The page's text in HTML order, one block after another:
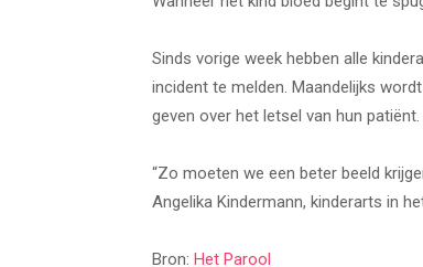
Sinds vorige week hebben alle
incident te melden. Maandelijks
geven over het letsel van hun patiënt.
“Zo moeten we een beter beeld
Angelika Kindermann, kinderarts in
Bron: Het Parool